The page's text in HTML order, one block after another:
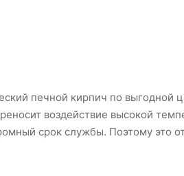
печной кирпич по выгодной
воздействие высокой
срок службы. Поэтому это